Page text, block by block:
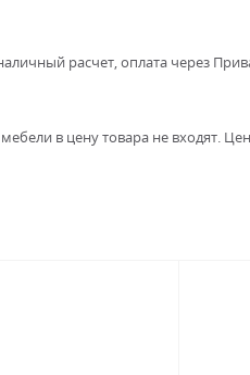
расчет, оплата через
в цену товара не входят.